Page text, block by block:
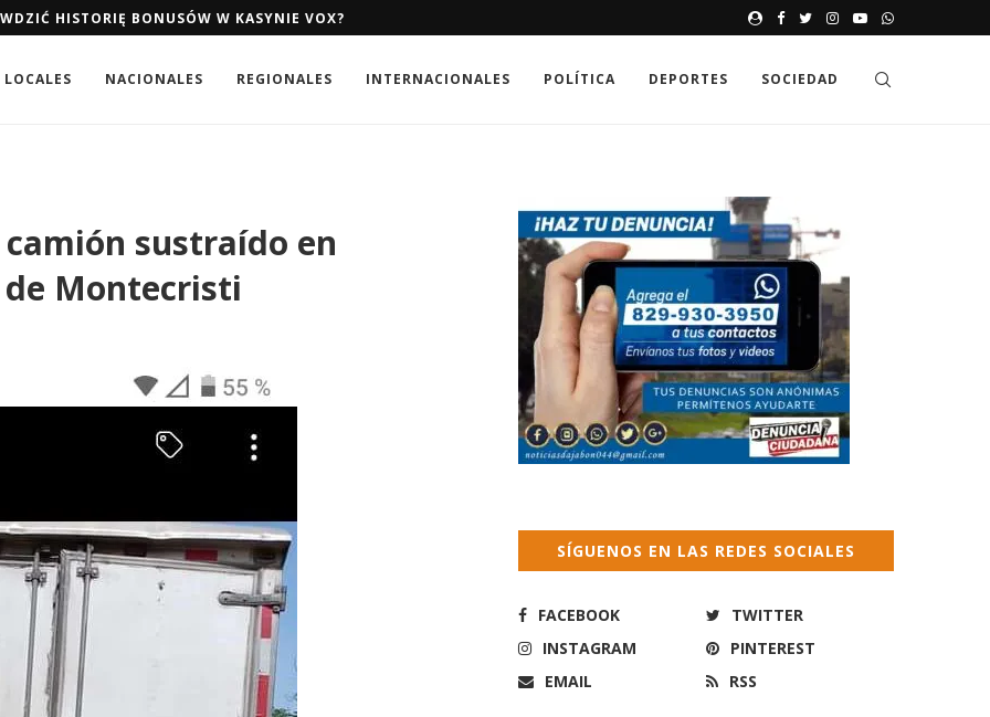
HISTORIĘ BONUSÓW W KASYNIE VOX?
JAK GDZIE MOŻNA
LOCALES NACIONALES REGIONALES INTERNACIONALES POLÍTICA DEPORTES SOCIEDAD
sustraído en
Montecristi
SÍGUENOS EN LAS REDES SOCIALES
FACEBOOK
TWITTER
INSTAGRAM
PINTEREST
EMAIL
RSS